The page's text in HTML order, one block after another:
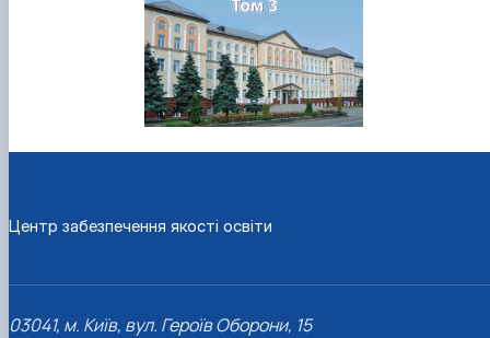
Центр забезпечення якості освіти
03041, м. Київ, вул. Героїв Оборони, 15